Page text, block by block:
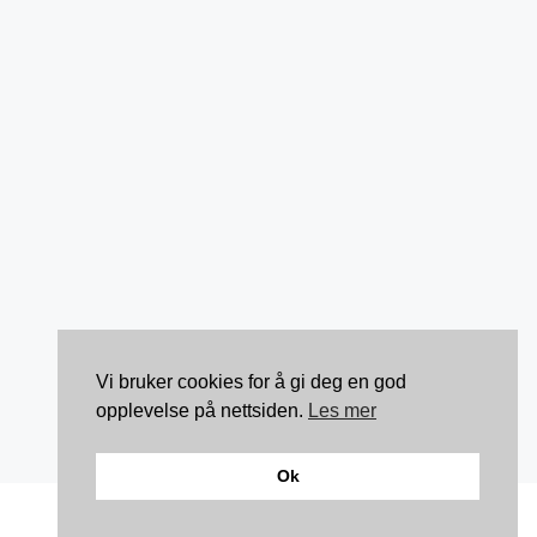
Vi bruker cookies for å gi deg en god
opplevelse på nettsiden. Les mer
Ok